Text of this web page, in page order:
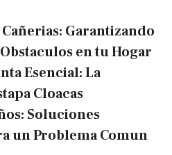
Garantizando
en tu Hogar
Esencial: La
Cloacas
Soluciones
un Problema Comun